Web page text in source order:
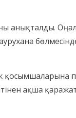
анықталды.
қосымшаларына
ақша